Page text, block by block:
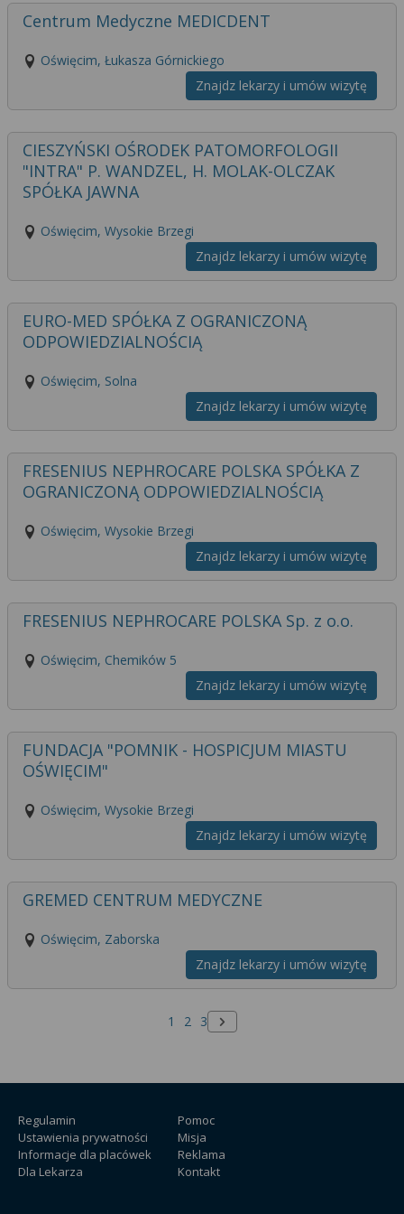
Centrum Medyczne MEDICDENT
Oświęcim, Łukasza Górnickiego
Znajdz lekarzy i umów wizytę
CIESZYŃSKI OŚRODEK PATOMORFOLOGII
"INTRA" P. WANDZEL, H. MOLAK-OLCZAK
SPÓŁKA JAWNA
Oświęcim, Wysokie Brzegi
Znajdz lekarzy i umów wizytę
EURO-MED SPÓŁKA Z OGRANICZONĄ
ODPOWIEDZIALNOŚCIĄ
Oświęcim, Solna
Znajdz lekarzy i umów wizytę
FRESENIUS NEPHROCARE POLSKA SPÓŁKA Z
OGRANICZONĄ ODPOWIEDZIALNOŚCIĄ
Oświęcim, Wysokie Brzegi
Znajdz lekarzy i umów wizytę
FRESENIUS NEPHROCARE POLSKA Sp. z o.o.
Oświęcim, Chemików 5
Znajdz lekarzy i umów wizytę
FUNDACJA "POMNIK - HOSPICJUM MIASTU
OŚWIĘCIM"
Oświęcim, Wysokie Brzegi
Znajdz lekarzy i umów wizytę
GREMED CENTRUM MEDYCZNE
Oświęcim, Zaborska
Znajdz lekarzy i umów wizytę
1 2 3 Następna strona
Regulamin
Ustawienia prywatności
Informacje dla placówek
Dla Lekarza
Pomoc
Misja
Reklama
Kontakt